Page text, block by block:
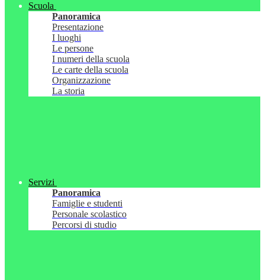
Scuola
Panoramica
Presentazione
I luoghi
Le persone
I numeri della scuola
Le carte della scuola
Organizzazione
La storia
Servizi
Panoramica
Famiglie e studenti
Personale scolastico
Percorsi di studio